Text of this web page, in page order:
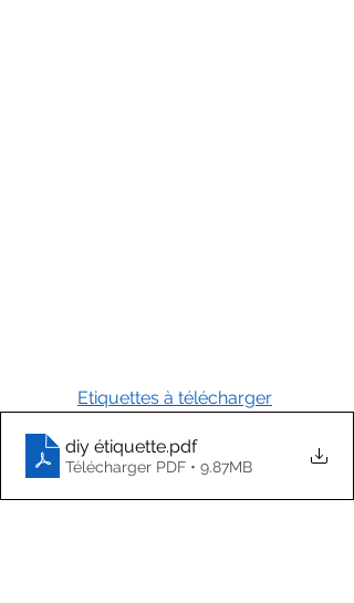
Etiquettes à télécharger
diy étiquette.pdf
Télécharger PDF • 9.87MB